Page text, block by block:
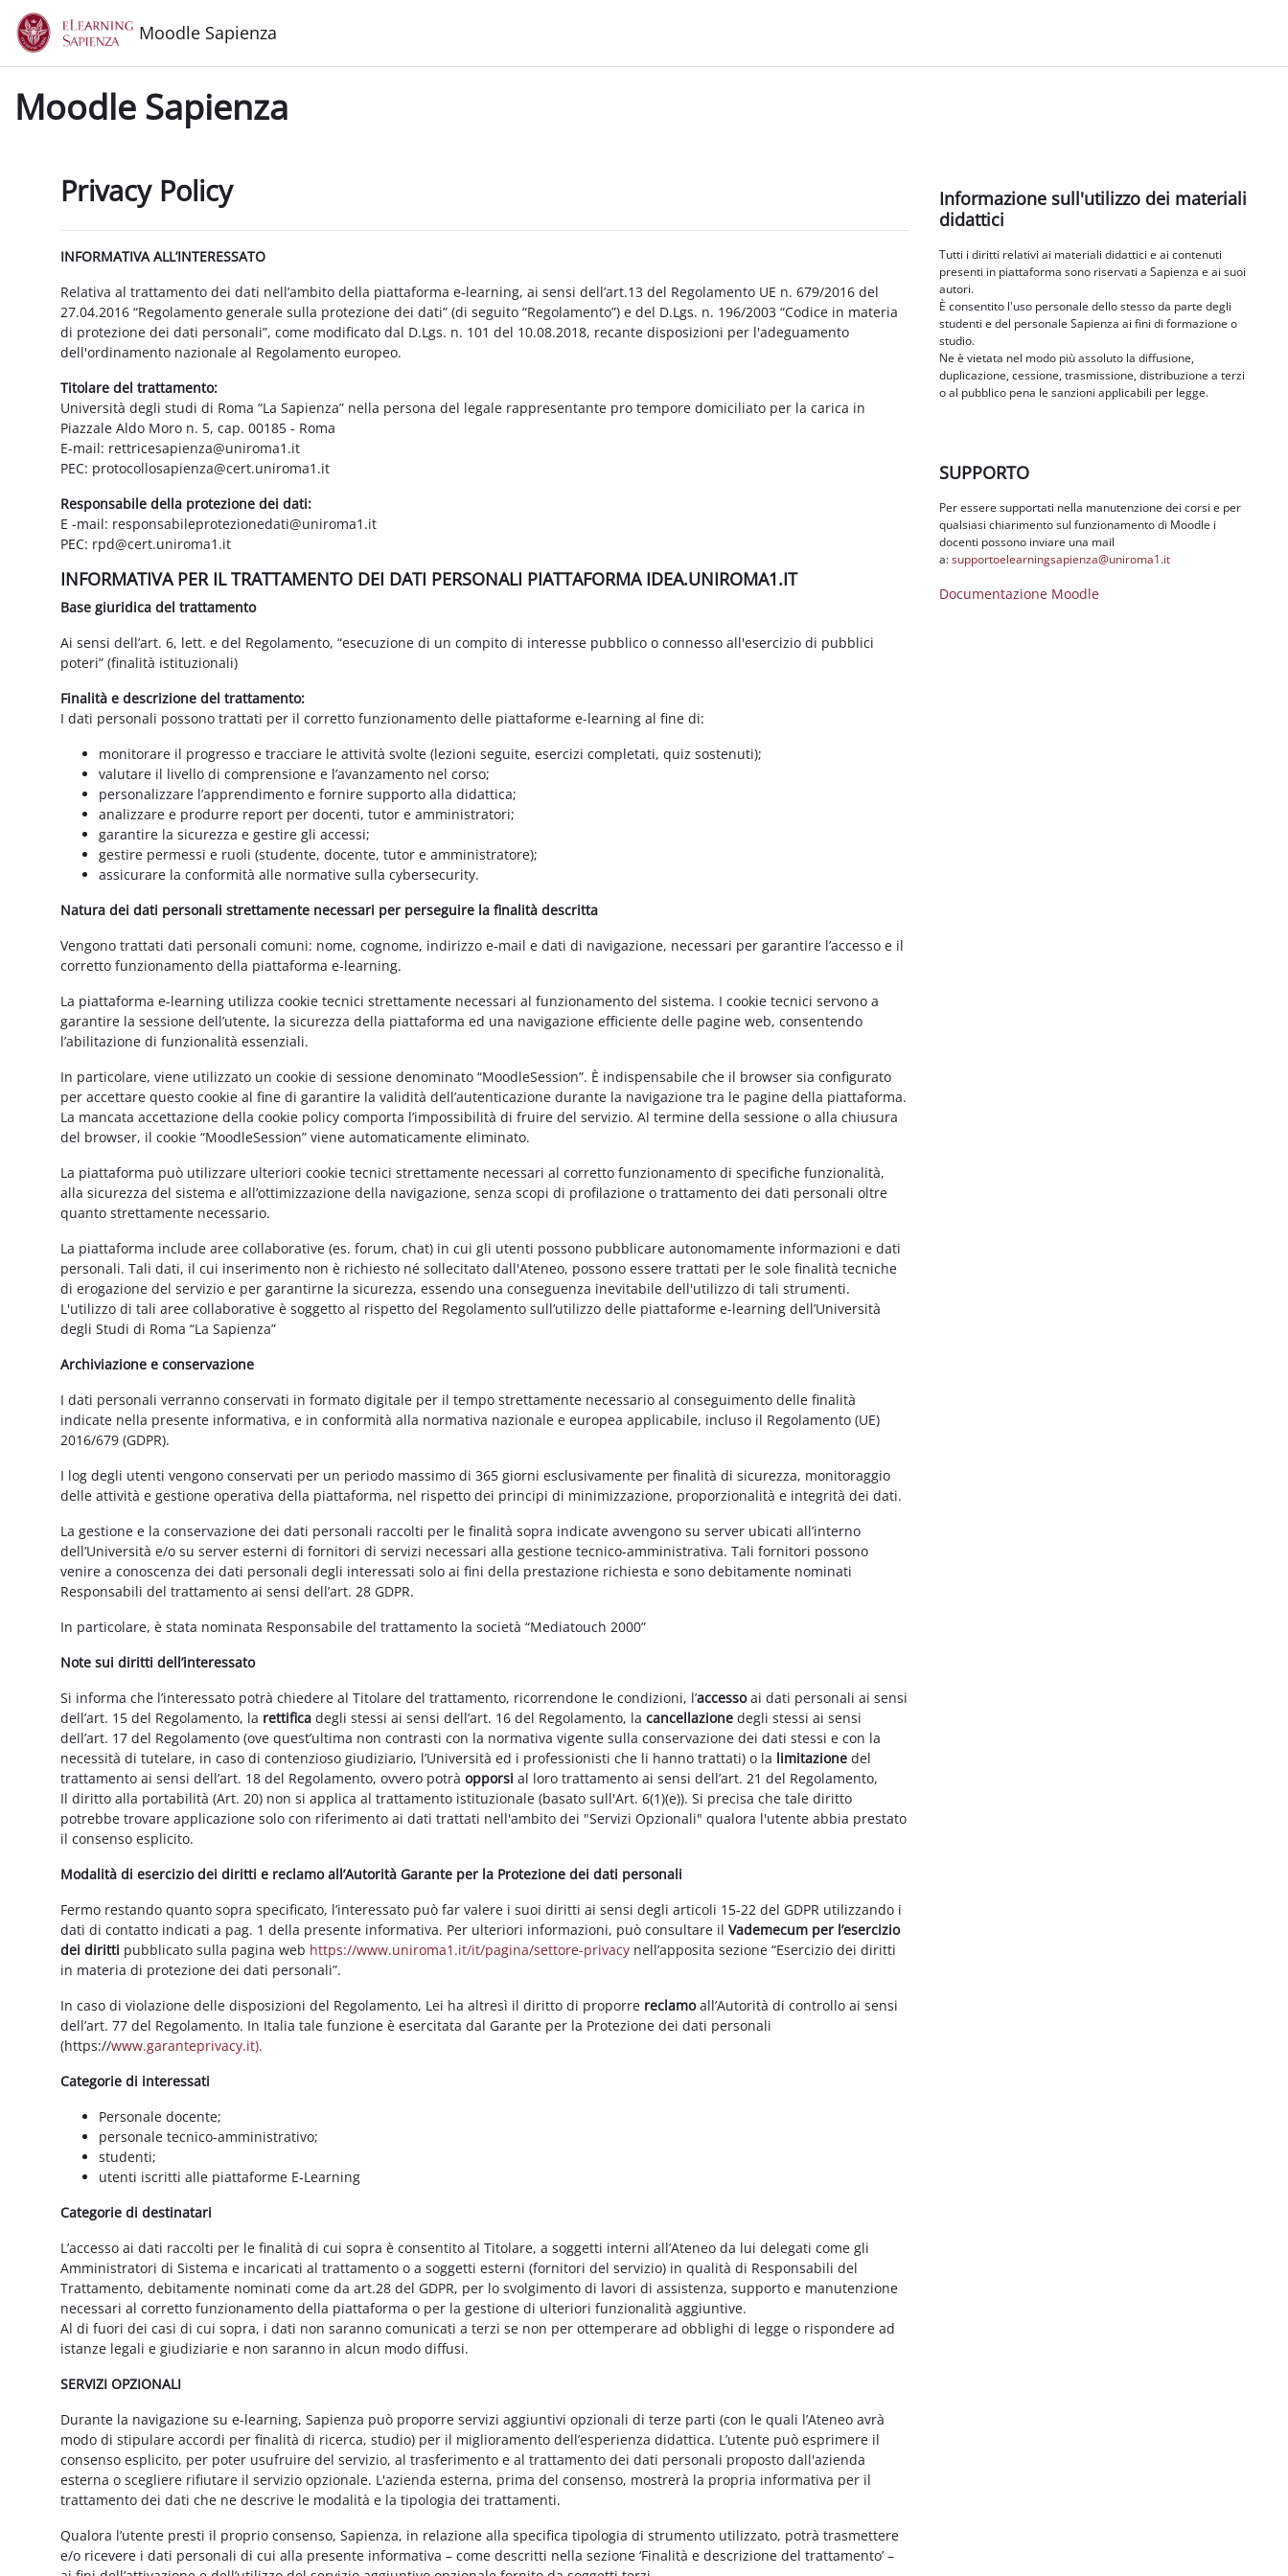
Vai al contenuto principale
Moodle Sapienza
Moodle Sapienza
Privacy Policy
INFORMATIVA ALL’INTERESSATO
Relativa al trattamento dei dati nell’ambito della piattaforma e-learning, ai sensi dell’art.13 del Regolamento UE n. 679/2016 del
27.04.2016 “Regolamento generale sulla protezione dei dati” (di seguito “Regolamento”) e del D.Lgs. n. 196/2003 “Codice in materia
di protezione dei dati personali”, come modificato dal D.Lgs. n. 101 del 10.08.2018, recante disposizioni per l'adeguamento
dell'ordinamento nazionale al Regolamento europeo.
Titolare del trattamento:
Università degli studi di Roma “La Sapienza” nella persona del legale rappresentante pro tempore domiciliato per la carica in
Piazzale Aldo Moro n. 5, cap. 00185 - Roma
E-mail: rettricesapienza@uniroma1.it
PEC: protocollosapienza@cert.uniroma1.it
Responsabile della protezione dei dati:
E -mail: responsabileprotezionedati@uniroma1.it
PEC: rpd@cert.uniroma1.it
INFORMATIVA PER IL TRATTAMENTO DEI DATI PERSONALI PIATTAFORMA IDEA.UNIROMA1.IT
Base giuridica del trattamento
Ai sensi dell’art. 6, lett. e del Regolamento, “esecuzione di un compito di interesse pubblico o connesso all'esercizio di pubblici
poteri” (finalità istituzionali)
Finalità e descrizione del trattamento:
I dati personali possono trattati per il corretto funzionamento delle piattaforme e-learning al fine di:
monitorare il progresso e tracciare le attività svolte (lezioni seguite, esercizi completati, quiz sostenuti);
valutare il livello di comprensione e l’avanzamento nel corso;
personalizzare l’apprendimento e fornire supporto alla didattica;
analizzare e produrre report per docenti, tutor e amministratori;
garantire la sicurezza e gestire gli accessi;
gestire permessi e ruoli (studente, docente, tutor e amministratore);
assicurare la conformità alle normative sulla cybersecurity.
Natura dei dati personali strettamente necessari per perseguire la finalità descritta
Vengono trattati dati personali comuni: nome, cognome, indirizzo e-mail e dati di navigazione, necessari per garantire l’accesso e il
corretto funzionamento della piattaforma e-learning.
La piattaforma e-learning utilizza cookie tecnici strettamente necessari al funzionamento del sistema. I cookie tecnici servono a
garantire la sessione dell’utente, la sicurezza della piattaforma ed una navigazione efficiente delle pagine web, consentendo
l’abilitazione di funzionalità essenziali.
In particolare, viene utilizzato un cookie di sessione denominato “MoodleSession”. È indispensabile che il browser sia configurato
per accettare questo cookie al fine di garantire la validità dell’autenticazione durante la navigazione tra le pagine della piattaforma.
La mancata accettazione della cookie policy comporta l’impossibilità di fruire del servizio. Al termine della sessione o alla chiusura
del browser, il cookie “MoodleSession” viene automaticamente eliminato.
La piattaforma può utilizzare ulteriori cookie tecnici strettamente necessari al corretto funzionamento di specifiche funzionalità,
alla sicurezza del sistema e all’ottimizzazione della navigazione, senza scopi di profilazione o trattamento dei dati personali oltre
quanto strettamente necessario.
La piattaforma include aree collaborative (es. forum, chat) in cui gli utenti possono pubblicare autonomamente informazioni e dati
personali. Tali dati, il cui inserimento non è richiesto né sollecitato dall'Ateneo, possono essere trattati per le sole finalità tecniche
di erogazione del servizio e per garantirne la sicurezza, essendo una conseguenza inevitabile dell'utilizzo di tali strumenti.
L'utilizzo di tali aree collaborative è soggetto al rispetto del Regolamento sull’utilizzo delle piattaforme e-learning dell’Università
degli Studi di Roma “La Sapienza”
Archiviazione e conservazione
I dati personali verranno conservati in formato digitale per il tempo strettamente necessario al conseguimento delle finalità
indicate nella presente informativa, e in conformità alla normativa nazionale e europea applicabile, incluso il Regolamento (UE)
2016/679 (GDPR).
I log degli utenti vengono conservati per un periodo massimo di 365 giorni esclusivamente per finalità di sicurezza, monitoraggio
delle attività e gestione operativa della piattaforma, nel rispetto dei principi di minimizzazione, proporzionalità e integrità dei dati.
La gestione e la conservazione dei dati personali raccolti per le finalità sopra indicate avvengono su server ubicati all’interno
dell’Università e/o su server esterni di fornitori di servizi necessari alla gestione tecnico-amministrativa. Tali fornitori possono
venire a conoscenza dei dati personali degli interessati solo ai fini della prestazione richiesta e sono debitamente nominati
Responsabili del trattamento ai sensi dell’art. 28 GDPR.
In particolare, è stata nominata Responsabile del trattamento la società “Mediatouch 2000”
Note sui diritti dell’interessato
Si informa che l’interessato potrà chiedere al Titolare del trattamento, ricorrendone le condizioni, l’accessoai dati personali ai sensi
dell’art. 15 del Regolamento, la rettificadegli stessi ai sensi dell’art. 16 del Regolamento, lacancellazione degli stessi ai sensi
dell’art. 17 del Regolamento (ove quest’ultima non contrasti con la normativa vigente sulla conservazione dei dati stessi e con la
necessità di tutelare, in caso di contenzioso giudiziario, l’Università ed i professionisti che li hanno trattati) o la limitazione del
trattamento ai sensi dell’art. 18 del Regolamento, ovvero potràopporsi al loro trattamento ai sensi dell’art. 21 del Regolamento,
Il diritto alla portabilità (Art. 20) non si applica al trattamento istituzionale (basato sull'Art. 6(1)(e)). Si precisa che tale diritto
potrebbe trovare applicazione solo con riferimento ai dati trattati nell'ambito dei "Servizi Opzionali" qualora l'utente abbia prestato
il consenso esplicito.
Modalità di esercizio dei diritti e reclamo all’Autorità Garante per la Protezione dei dati personali
Fermo restando quanto sopra specificato, l’interessato può far valere i suoi diritti ai sensi degli articoli 15-22 del GDPR utilizzando i
dati di contatto indicati a pag. 1 della presente informativa. Per ulteriori informazioni, può consultare ilVademecum per l’esercizio
dei diritti pubblicato sulla pagina web https://www.uniroma1.it/it/pagina/settore-privacy nell’apposita sezione “Esercizio dei diritti
in materia di protezione dei dati personali”.
In caso di violazione delle disposizioni del Regolamento, Lei ha altresì il diritto di proporre reclamoall’Autorità di controllo ai sensi
dell’art. 77 del Regolamento. In Italia tale funzione è esercitata dal Garante per la Protezione dei dati personali
(https://www.garanteprivacy.it).
Categorie di interessati
Personale docente;
personale tecnico-amministrativo;
studenti;
utenti iscritti alle piattaforme E-Learning
Categorie di destinatari
L’accesso ai dati raccolti per le finalità di cui sopra è consentito al Titolare, a soggetti interni all’Ateneo da lui delegati come gli
Amministratori di Sistema e incaricati al trattamento o a soggetti esterni (fornitori del servizio) in qualità di Responsabili del
Trattamento, debitamente nominati come da art.28 del GDPR, per lo svolgimento di lavori di assistenza, supporto e manutenzione
necessari al corretto funzionamento della piattaforma o per la gestione di ulteriori funzionalità aggiuntive.
Al di fuori dei casi di cui sopra, i dati non saranno comunicati a terzi se non per ottemperare ad obblighi di legge o rispondere ad
istanze legali e giudiziarie e non saranno in alcun modo diffusi.
SERVIZI OPZIONALI
Durante la navigazione su e-learning, Sapienza può proporre servizi aggiuntivi opzionali di terze parti (con le quali l’Ateneo avrà
modo di stipulare accordi per finalità di ricerca, studio) per il miglioramento dell’esperienza didattica. L’utente può esprimere il
consenso esplicito, per poter usufruire del servizio, al trasferimento e al trattamento dei dati personali proposto dall'azienda
esterna o scegliere rifiutare il servizio opzionale. L'azienda esterna, prima del consenso, mostrerà la propria informativa per il
trattamento dei dati che ne descrive le modalità e la tipologia dei trattamenti.
Qualora l’utente presti il proprio consenso, Sapienza, in relazione alla specifica tipologia di strumento utilizzato, potrà trasmettere
e/o ricevere i dati personali di cui alla presente informativa – come descritti nella sezione ‘Finalità e descrizione del trattamento’ –
Blocchi
Informazione sull'utilizzo dei materiali
didattici
Tutti i diritti relativi ai materiali didattici e ai contenuti
presenti in piattaforma sono riservati a Sapienza e ai suoi
autori.
È consentito l'uso personale dello stesso da parte degli
studenti e del personale Sapienza ai fini di formazione o
studio.
Ne è vietata nel modo più assoluto la diffusione,
duplicazione, cessione, trasmissione, distribuzione a terzi
o al pubblico pena le sanzioni applicabili per legge.
SUPPORTO
Per essere supportati nella manutenzione dei corsi e per
qualsiasi chiarimento sul funzionamento di Moodle i
docenti possono inviare una mail
a:supportoelearningsapienza@uniroma1.it
Documentazione Moodle